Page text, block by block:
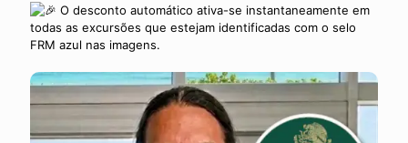
O desconto automático ativa-se instantaneamente em
todas as excursões que estejam identificadas com o selo
FRM azul nas imagens.